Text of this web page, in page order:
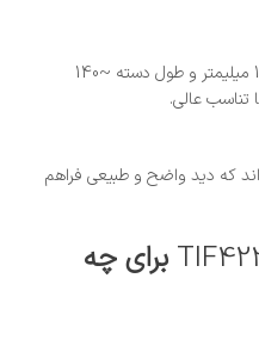
سایز عدسی ~54 میلیمتر، پل بینی ~17 میلیمتر و طول دسته ~140
تناسب عالی.
که دید واضح و طبیعی فراهم
برای چه